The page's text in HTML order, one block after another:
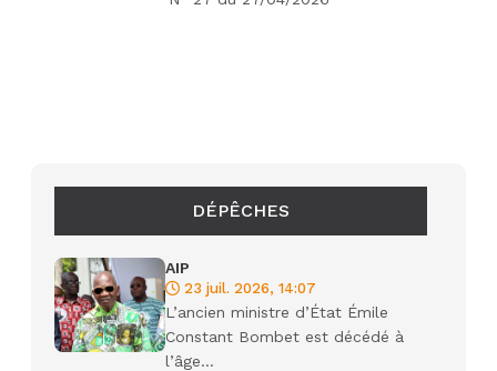
DÉPÊCHES
AIP
23 juil. 2026, 14:07
L’ancien ministre d’État Émile
Constant Bombet est décédé à
l’âge...